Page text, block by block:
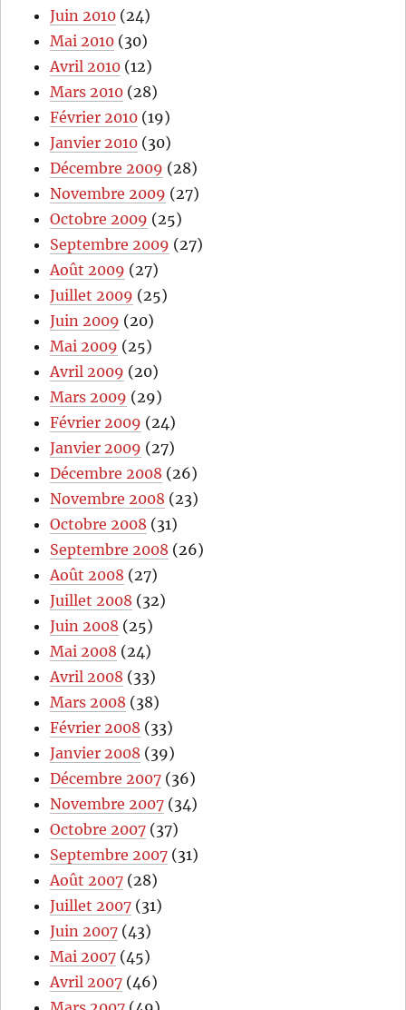
Juin 2010 (24)
Mai 2010 (30)
Avril 2010 (12)
Mars 2010 (28)
Février 2010 (19)
Janvier 2010 (30)
Décembre 2009 (28)
Novembre 2009 (27)
Octobre 2009 (25)
Septembre 2009 (27)
Août 2009 (27)
Juillet 2009 (25)
Juin 2009 (20)
Mai 2009 (25)
Avril 2009 (20)
Mars 2009 (29)
Février 2009 (24)
Janvier 2009 (27)
Décembre 2008 (26)
Novembre 2008 (23)
Octobre 2008 (31)
Septembre 2008 (26)
Août 2008 (27)
Juillet 2008 (32)
Juin 2008 (25)
Mai 2008 (24)
Avril 2008 (33)
Mars 2008 (38)
Février 2008 (33)
Janvier 2008 (39)
Décembre 2007 (36)
Novembre 2007 (34)
Octobre 2007 (37)
Septembre 2007 (31)
Août 2007 (28)
Juillet 2007 (31)
Juin 2007 (43)
Mai 2007 (45)
Avril 2007 (46)